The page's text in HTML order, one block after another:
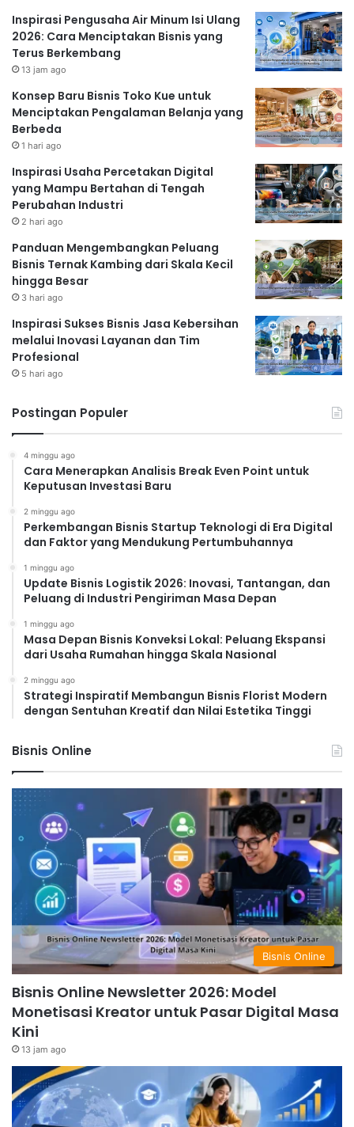
Inspirasi Pengusaha Air Minum Isi Ulang
2026: Cara Menciptakan Bisnis yang
Terus Berkembang
13 jam ago
Konsep Baru Bisnis Toko Kue untuk
Menciptakan Pengalaman Belanja yang
Berbeda
1 hari ago
Inspirasi Usaha Percetakan Digital
yang Mampu Bertahan di Tengah
Perubahan Industri
2 hari ago
Panduan Mengembangkan Peluang
Bisnis Ternak Kambing dari Skala Kecil
hingga Besar
3 hari ago
Inspirasi Sukses Bisnis Jasa Kebersihan
melalui Inovasi Layanan dan Tim
Profesional
5 hari ago
Postingan Populer
4 minggu ago
Cara Menerapkan Analisis Break Even Point untuk
Keputusan Investasi Baru
2 minggu ago
Perkembangan Bisnis Startup Teknologi di Era Digital
dan Faktor yang Mendukung Pertumbuhannya
1 minggu ago
Update Bisnis Logistik 2026: Inovasi, Tantangan, dan
Peluang di Industri Pengiriman Masa Depan
1 minggu ago
Masa Depan Bisnis Konveksi Lokal: Peluang Ekspansi
dari Usaha Rumahan hingga Skala Nasional
2 minggu ago
Strategi Inspiratif Membangun Bisnis Florist Modern
dengan Sentuhan Kreatif dan Nilai Estetika Tinggi
Bisnis Online
Bisnis Online
Bisnis Online Newsletter 2026: Model
Monetisasi Kreator untuk Pasar Digital Masa
Kini
13 jam ago